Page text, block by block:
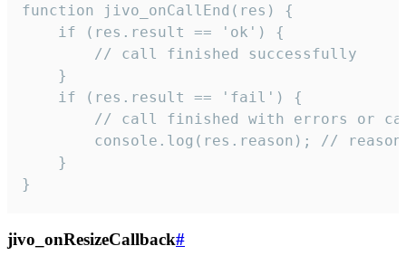
function jivo_onCallEnd(res) {
    if (res.result == 'ok') {
        // call finished successfully
    }
    if (res.result == 'fail') {
// call finished with errors or
console.log(res.reason); //
    }
}
jivo_onResizeCallback#